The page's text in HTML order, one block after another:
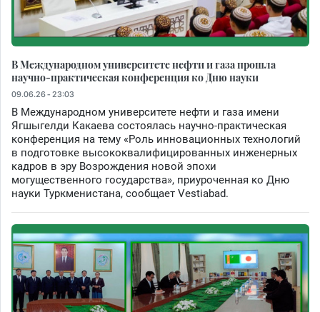
В Международном университете нефти и газа прошла
научно-практическая конференция ко Дню науки
09.06.26 - 23:03
В Международном университете нефти и газа имени
Ягшыгелди Какаева состоялась научно-практическая
конференция на тему «Роль инновационных технологий
в подготовке высококвалифицированных инженерных
кадров в эру Возрождения новой эпохи
могущественного государства», приуроченная ко Дню
науки Туркменистана, сообщает Vestiabad.